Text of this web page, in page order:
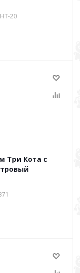
20
Три Кота с